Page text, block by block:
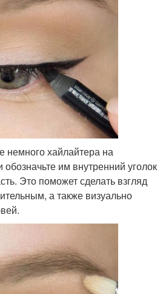
немного хайлайтера на
им внутренний уголок
Это поможет сделать взгляд
а также визуально